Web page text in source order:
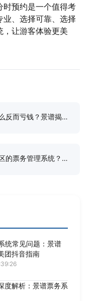
时预约是一个值得考
业、选择可靠、选择
，让游客体验更美
反而亏钱？景谱揭秘
的票务管理系统？业
统常见问题：景谱
团抖音指南
度解析：景谱票务系